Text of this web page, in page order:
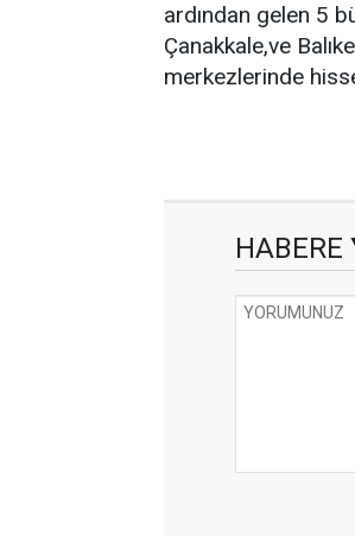
ardından gelen 5
Çanakkale,ve
merkezlerinde
HABERE